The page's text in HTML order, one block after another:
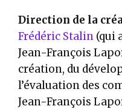
Direction de la
Frédéric Stalin (qui
Jean-François
création, du
l’évaluation des
Jean-François